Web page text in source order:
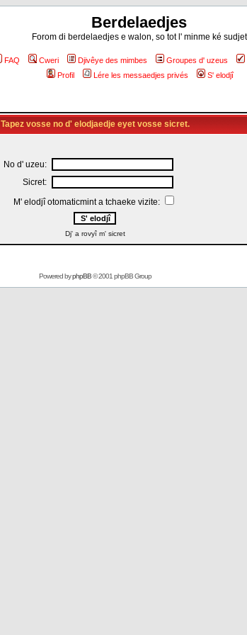
Berdelaedjes
Forom di berdelaedjes e walon, so tot l' minme ké sudjet
FAQ Cweri Djivêye des mimbes Groupes d' uzeus
Profil
Lére les messaedjes privés S' elodjî
Tapez vosse no d' elodjaedje eyet vosse sicret.
No d' uzeu:
Sicret:
M' elodjî otomaticmint a tchaeke vizite:
Dj' a rovyî m' sicret
Powered byphpBB© 2001 phpBB Group